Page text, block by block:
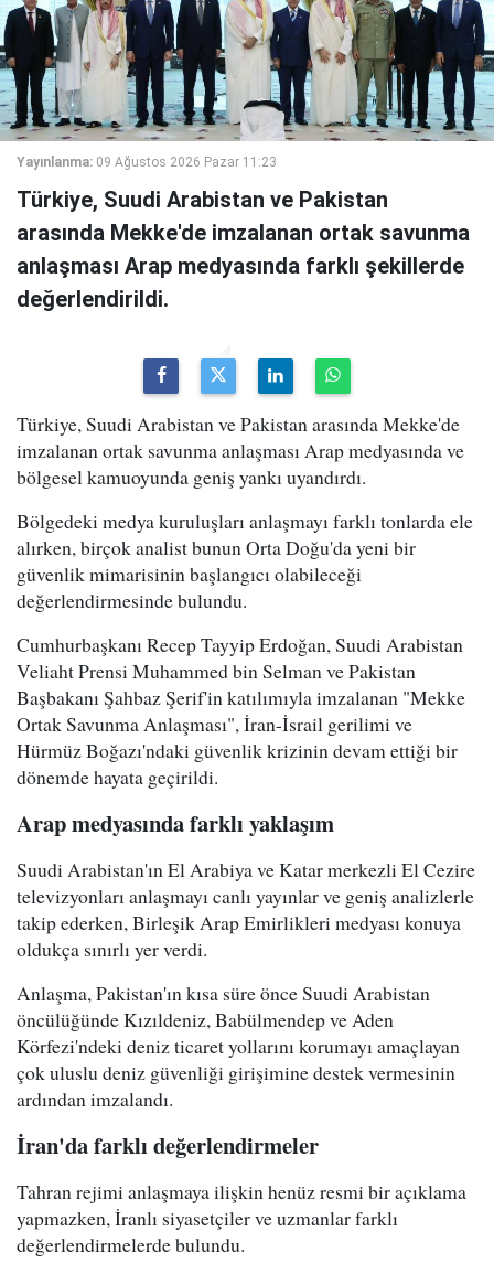
Yayınlanma: 09 Ağustos 2026 Pazar 11:23
Türkiye, Suudi Arabistan ve Pakistan
arasında Mekke'de imzalanan ortak savunma
anlaşması Arap medyasında farklı şekillerde
değerlendirildi.
Türkiye, Suudi Arabistan ve Pakistan arasında Mekke'de
imzalanan ortak savunma anlaşması Arap medyasında ve
bölgesel kamuoyunda geniş yankı uyandırdı.
Bölgedeki medya kuruluşları anlaşmayı farklı tonlarda ele
alırken, birçok analist bunun Orta Doğu'da yeni bir
güvenlik mimarisinin başlangıcı olabileceği
değerlendirmesinde bulundu.
Cumhurbaşkanı Recep Tayyip Erdoğan, Suudi Arabistan
Veliaht Prensi Muhammed bin Selman ve Pakistan
Başbakanı Şahbaz Şerif'in katılımıyla imzalanan "Mekke
Ortak Savunma Anlaşması", İran-İsrail gerilimi ve
Hürmüz Boğazı'ndaki güvenlik krizinin devam ettiği bir
dönemde hayata geçirildi.
Arap medyasında farklı yaklaşım
Suudi Arabistan'ın El Arabiya ve Katar merkezli El Cezire
televizyonları anlaşmayı canlı yayınlar ve geniş analizlerle
takip ederken, Birleşik Arap Emirlikleri medyası konuya
oldukça sınırlı yer verdi.
Anlaşma, Pakistan'ın kısa süre önce Suudi Arabistan
öncülüğünde Kızıldeniz, Babülmendep ve Aden
Körfezi'ndeki deniz ticaret yollarını korumayı amaçlayan
çok uluslu deniz güvenliği girişimine destek vermesinin
ardından imzalandı.
İran'da farklı değerlendirmeler
Tahran rejimi anlaşmaya ilişkin henüz resmi bir açıklama
yapmazken, İranlı siyasetçiler ve uzmanlar farklı
değerlendirmelerde bulundu.